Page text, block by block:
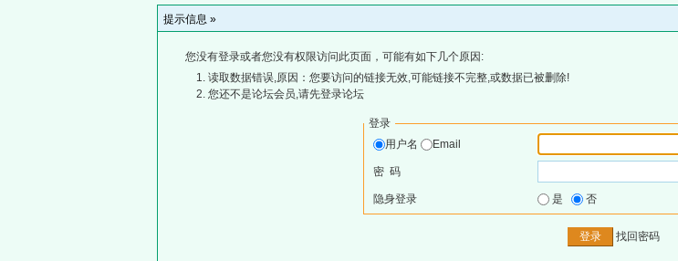
提示信息 »
您没有登录或者您没有权限访问此页面，可能有如下几个原因:
读取数据错误,原因：您要访问的链接无效,可能链接不完整,或数据已被删除!
您还不是论坛会员,请先登录论坛
登录
用户名
Email
密 码
隐身登录 是 否
找回密码